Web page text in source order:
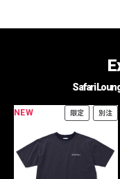
Safari
NEW 限定 別注